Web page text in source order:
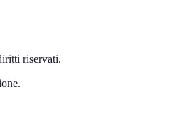
riservati.